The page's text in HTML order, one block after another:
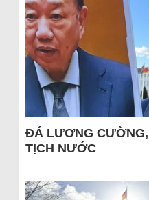
ĐÁ LƯƠNG
TỊCH NƯỚC